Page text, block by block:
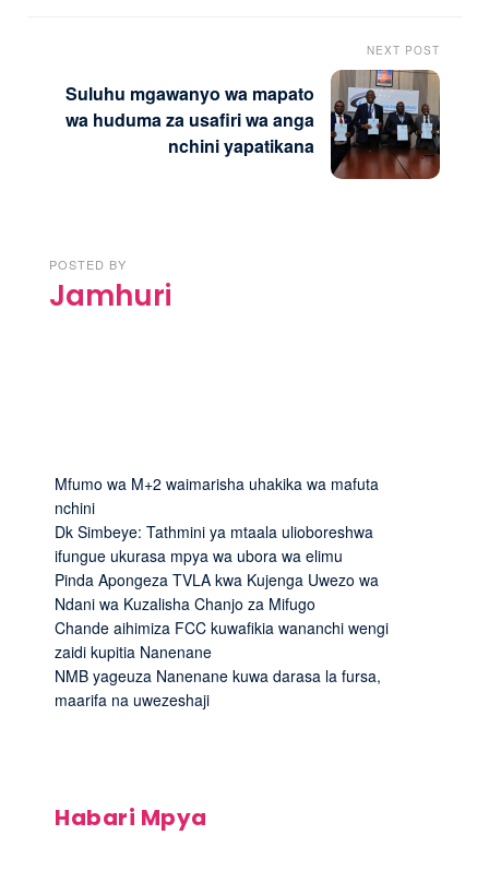
NEXT POST
Suluhu mgawanyo wa mapato
wa huduma za usafiri wa anga
nchini yapatikana
POSTED BY
Jamhuri
Mfumo wa M+2 waimarisha uhakika wa mafuta
nchini
Dk Simbeye: Tathmini ya mtaala ulioboreshwa
ifungue ukurasa mpya wa ubora wa elimu
Pinda Apongeza TVLA kwa Kujenga Uwezo wa
Ndani wa Kuzalisha Chanjo za Mifugo
Chande aihimiza FCC kuwafikia wananchi wengi
zaidi kupitia Nanenane
NMB yageuza Nanenane kuwa darasa la fursa,
maarifa na uwezeshaji
Habari Mpya